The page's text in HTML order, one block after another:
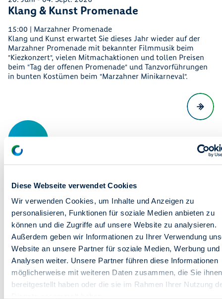
Diese Webseite verwendet Cookies
Wir verwenden Cookies, um Inhalte und Anzeigen zu
personalisieren, Funktionen für soziale Medien anbieten zu
können und die Zugriffe auf unsere Website zu analysieren.
Außerdem geben wir Informationen zu Ihrer Verwendung
Website an unsere Partner für soziale Medien, Werbung und
Analysen weiter. Unsere Partner führen diese Informationen
möglicherweise mit weiteren Daten zusammen, die Sie ihnen
bereitgestellt haben oder die sie im Rahmen Ihrer Nutzung
Klang & Kunst Promenade
15:00 | Marzahner Promenade
Klang und Kunst erwartet Sie dieses Jahr wieder auf der
Marzahner Promenade mit bekannter Filmmusik beim
"Kiezkonzert", vielen Mitmachaktionen und tollen Preisen
beim "Tag der offenen Promenade" und Tanzvorführungen
in bunten Kostümen beim "Marzahner Minikarneval".